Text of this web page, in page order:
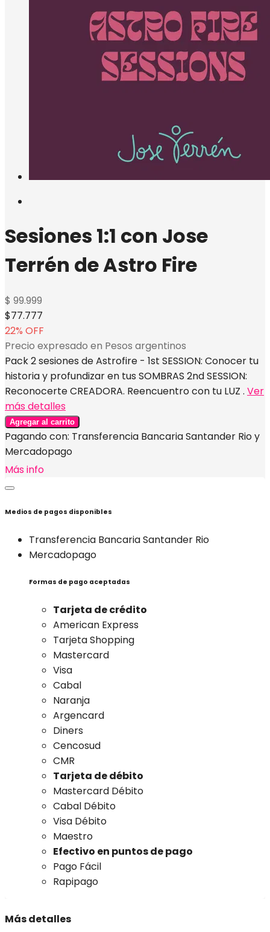
Sesiones 1:1 con Jose
Terrén de Astro Fire
$ 99.999
$77.777
22% OFF
Precio expresado en Pesos argentinos
Pack 2 sesiones de Astrofire - 1st SESSION: Conocer tu
historia y profundizar en tus SOMBRAS 2nd SESSION:
Reconocerte CREADORA. Reencuentro con tu LUZ . Ver
más detalles
Agregar al carrito
Pagando con: Transferencia Bancaria Santander Rioy
Mercadopago
Más info
Medios de pagos disponibles
Transferencia Bancaria Santander Rio
Mercadopago
Formas de pago aceptadas
Tarjeta de crédito
American Express
Tarjeta Shopping
Mastercard
Visa
Cabal
Naranja
Argencard
Diners
Cencosud
CMR
Tarjeta de débito
Mastercard Débito
Cabal Débito
Visa Débito
Maestro
Efectivo en puntos de pago
Pago Fácil
Rapipago
Más detalles